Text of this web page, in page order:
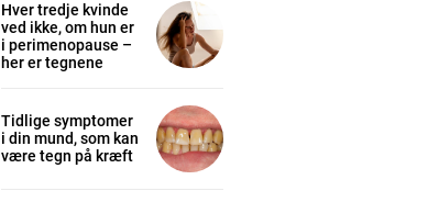
Hver tredje kvinde
ved ikke, om hun er
i perimenopause –
her er tegnene
Tidlige symptomer
i din mund, som kan
være tegn på kræft